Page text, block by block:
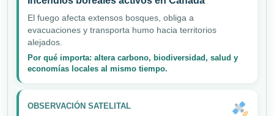
El fuego afecta extensos bosques, obliga a
evacuaciones y transporta humo hacia territorios
alejados.
Por qué importa: altera carbono, biodiversidad, salud y
economías locales al mismo tiempo.
OBSERVACIÓN SATELITAL